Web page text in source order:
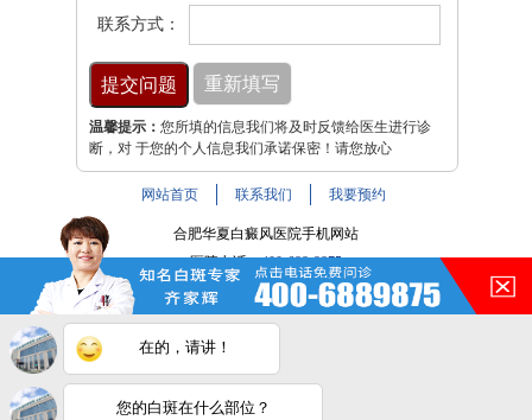
联系方式：
温馨提示： 您所填的信息我们将及时反馈给医生进行诊
断，对 于您的个人信息我们承诺保密！请您放心
网站首页 联系我们 我要预约
合肥华夏白癜风医院手机网站
医院电话：400-688-9875
医院地址：合肥市铜陵路与裕溪路交叉路口
注：本网站信息仅供参考，不能作为诊断及医疗依据，服用
药物或进行治疗时请遵医嘱。如有转载或引用文章涉及版权
问题，请与我们联系。
皖ICP备16014022号-9
在的，请讲！
您的白斑在什么部位？